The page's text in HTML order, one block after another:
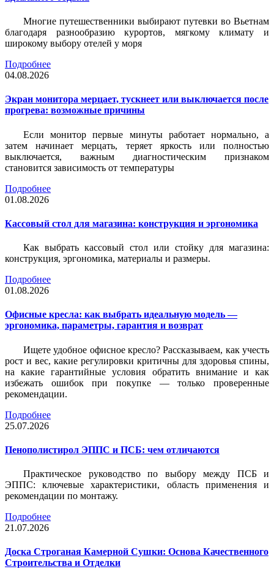
Многие путешественники выбирают путевки во Вьетнам
благодаря разнообразию курортов, мягкому климату и
широкому выбору отелей у моря
Подробнее
04.08.2026
Экран монитора мерцает, тускнеет или выключается после
прогрева: возможные причины
Если монитор первые минуты работает нормально, а
затем начинает мерцать, теряет яркость или полностью
выключается, важным диагностическим признаком
становится зависимость от температуры
Подробнее
01.08.2026
Кассовый стол для магазина: конструкция и эргономика
Как выбрать кассовый стол или стойку для магазина:
конструкция, эргономика, материалы и размеры.
Подробнее
01.08.2026
Офисные кресла: как выбрать идеальную модель —
эргономика, параметры, гарантия и возврат
Ищете удобное офисное кресло? Рассказываем, как учесть
рост и вес, какие регулировки критичны для здоровья спины,
на какие гарантийные условия обратить внимание и как
избежать ошибок при покупке — только проверенные
рекомендации.
Подробнее
25.07.2026
Пенополистирол ЭППС и ПСБ: чем отличаются
Практическое руководство по выбору между ПСБ и
ЭППС: ключевые характеристики, область применения и
рекомендации по монтажу.
Подробнее
21.07.2026
Доска Строганая Камерной Сушки: Основа Качественного
Строительства и Отделки